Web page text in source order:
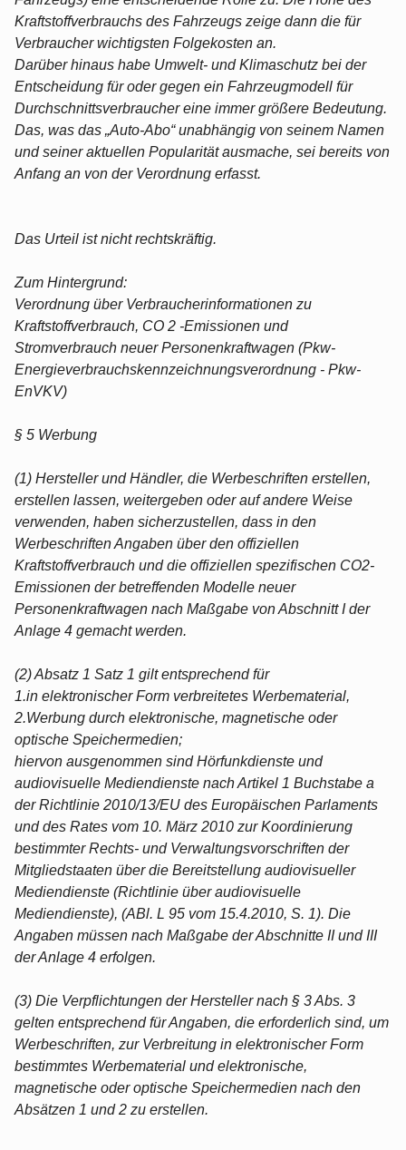
Kraftstoffverbrauchs des Fahrzeugs zeige dann die für
Verbraucher wichtigsten Folgekosten an.
Darüber hinaus habe Umwelt- und Klimaschutz bei der
Entscheidung für oder gegen ein Fahrzeugmodell für
Durchschnittsverbraucher eine immer größere Bedeutung.
Das, was das „Auto-Abo“ unabhängig von seinem Namen
und seiner aktuellen Popularität ausmache, sei bereits von
Anfang an von der Verordnung erfasst.
Das Urteil ist nicht rechtskräftig.
Zum Hintergrund:
Verordnung über Verbraucherinformationen zu
Kraftstoffverbrauch, CO 2 -Emissionen und
Stromverbrauch neuer Personenkraftwagen (Pkw-
Energieverbrauchskennzeichnungsverordnung - Pkw-
EnVKV)
§ 5 Werbung
(1) Hersteller und Händler, die Werbeschriften erstellen,
erstellen lassen, weitergeben oder auf andere Weise
verwenden, haben sicherzustellen, dass in den
Werbeschriften Angaben über den offiziellen
Kraftstoffverbrauch und die offiziellen spezifischen CO2-
Emissionen der betreffenden Modelle neuer
Personenkraftwagen nach Maßgabe von Abschnitt I der
Anlage 4 gemacht werden.
(2) Absatz 1 Satz 1 gilt entsprechend für
1.in elektronischer Form verbreitetes Werbematerial,
2.Werbung durch elektronische, magnetische oder
optische Speichermedien;
hiervon ausgenommen sind Hörfunkdienste und
audiovisuelle Mediendienste nach Artikel 1 Buchstabe a
der Richtlinie 2010/13/EU des Europäischen Parlaments
und des Rates vom 10. März 2010 zur Koordinierung
bestimmter Rechts- und Verwaltungsvorschriften der
Mitgliedstaaten über die Bereitstellung audiovisueller
Mediendienste (Richtlinie über audiovisuelle
Mediendienste), (ABl. L 95 vom 15.4.2010, S. 1). Die
Angaben müssen nach Maßgabe der Abschnitte II und III
der Anlage 4 erfolgen.
(3) Die Verpflichtungen der Hersteller nach § 3 Abs. 3
gelten entsprechend für Angaben, die erforderlich sind, um
Werbeschriften, zur Verbreitung in elektronischer Form
bestimmtes Werbematerial und elektronische,
magnetische oder optische Speichermedien nach den
Absätzen 1 und 2 zu erstellen.